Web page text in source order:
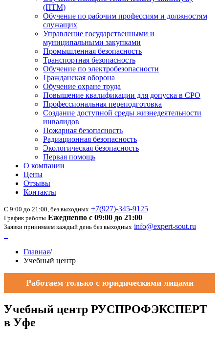
(ПТМ)
Обучение по рабочим профессиям и должностям
служащих
Управление государственными и
муниципальными закупками
Промышленная безопасность
Транспортная безопасность
Обучение по электробезопасности
Гражданская оборона
Обучение охране труда
Повышение квалификации для допуска в СРО
Профессиональная переподготовка
Создание доступной среды жизнедеятельности
инвалидов
Пожарная безопасность
Радиационная безопасность
Экологическая безопасность
Первая помощь
О компании
Цены
Отзывы
Контакты
С 9:00 до 21:00, без выходных +7(927)-345-9125
График работы Ежедневно с 09:00 до 21:00
Заявки принимаем каждый день без выходных info@expert-sout.ru
Главная/
Учебный центр
Работаем только с юридическими лицами
Учебный центр РУСПРОФЭКСПЕРТ
в Уфе